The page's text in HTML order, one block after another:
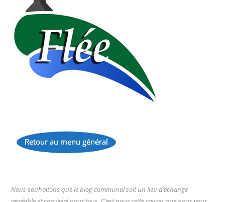
Retour au menu général
...
Nous souhaitons que le blog communal soit un lieu d’échange